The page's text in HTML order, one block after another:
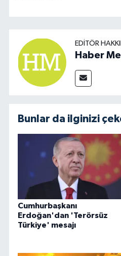
EDITÖR
Haber
Bunlar da ilginizi
Cumhurbaşkanı
Erdoğan'dan 'Terörsüz
Türkiye' mesajı